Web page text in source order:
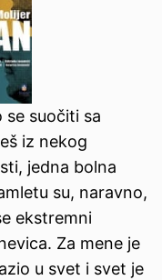
se suočiti sa
iz nekog
jedna bolna
su, naravno,
ekstremni
Za mene je
u svet i svet je